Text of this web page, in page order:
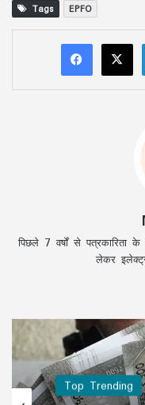
Tags EPFO
पिछले 7 वर्षों से
लेकर
Top Trending